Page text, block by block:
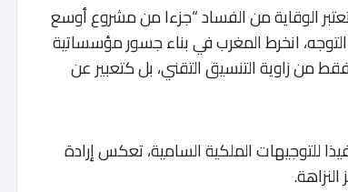
تعتبر الوقاية من الفساد “جزءا من مشروع أوسع
انخرط المغرب في بناء جسور مؤسساتية
من زاوية التنسيق التقني، بل كتعبير عن
للتوجيهات الملكية السامية، تعكس إرادة